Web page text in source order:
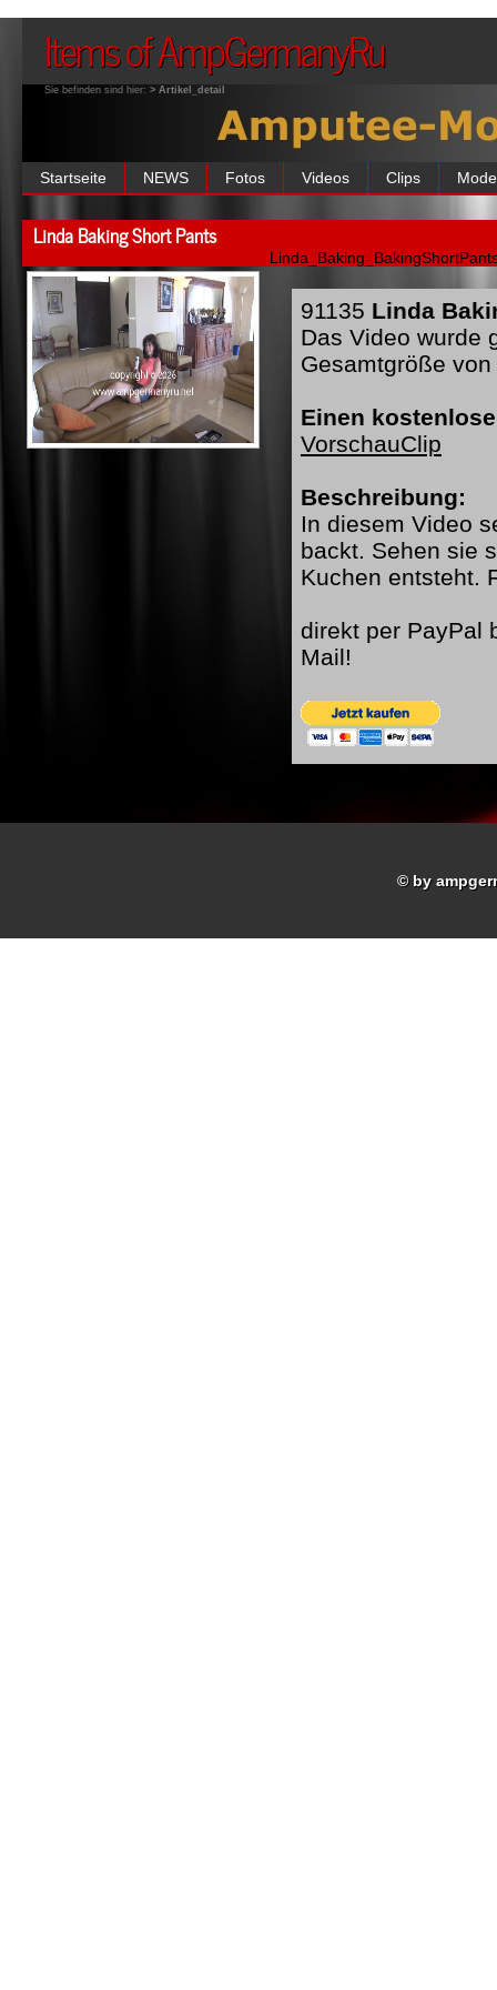
Items of AmpGermanyRu
Sie befinden sind hier: > Artikel_detail
Startseite NEWS Fotos Videos Clips
Linda Baking Short Pants
91135 Linda
Das Video wurde
Gesamtgröße
Einen
VorschauClip
Beschreibung:
In diesem Video
backt. Sehen sie
Kuchen entsteht.
direkt per PayPal
Mail!
© by